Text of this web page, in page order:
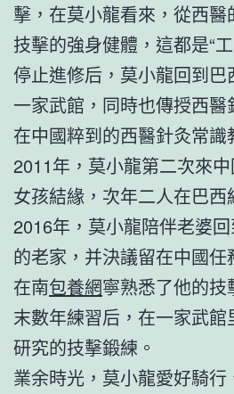
擊，在莫小龍看來，從西
技擊的強身健體，這都是“工
停止進修后，莫小龍回到巴
一家武館，同時也傳授西
在中國粹到的西醫針灸常識
2011年，莫小龍第二次來
女孩結緣，次年二人在巴西
2016年，莫小龍陪伴老婆
的老家，并決議留在中國
在南包養網寧熟悉了他的
末數年練習后，在一家武
研究的技擊鍛練。
業余時光，莫小龍愛好騎